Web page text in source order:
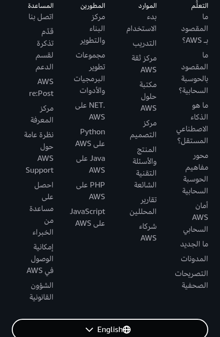
التعلُّم
ما
المقصود
بـ AWS؟
ما
المقصود
بالحوسبة
السحابية؟
ما هو
الذكاء
الاصطناعي
المستقل؟
محور
مفاهيم
الحوسبة
السحابية
أمان
AWS
السحابي
ما الجديد
المدونات
التصريحات
الصحفية
الموارد
بدء
الاستخدام
التدريب
مركز ثقة
AWS
مكتبة
حلول
AWS
مركز
التصميم
المنتج
والأسئلة
التقنية
الشائعة
تقارير
المحللين
شركاء
AWS
المطورين
مركز
البناء
والتطوير
مجموعات
تطوير
البرمجيات
والأدوات
.NET على
AWS
Python
على AWS
Java على
AWS
PHP على
AWS
JavaScript
على AWS
المساعدة
اتصل بنا
قدّم
تذكرة
لقسم
الدعم
AWS
re:Post
مركز
المعرفة
نظرة عامة
حول
AWS
Support
احصل
على
مساعدة
من
الخبراء
إمكانية
الوصول
في AWS
الشؤون
القانونية
English